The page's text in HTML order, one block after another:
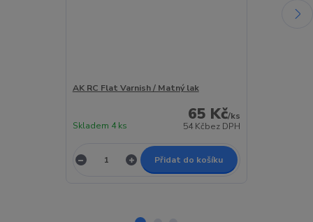
AK RC Flat Varnish / Matný lak
65 Kč/ks
54 Kčbez DPH
Skladem 4 ks
Přidat do košíku